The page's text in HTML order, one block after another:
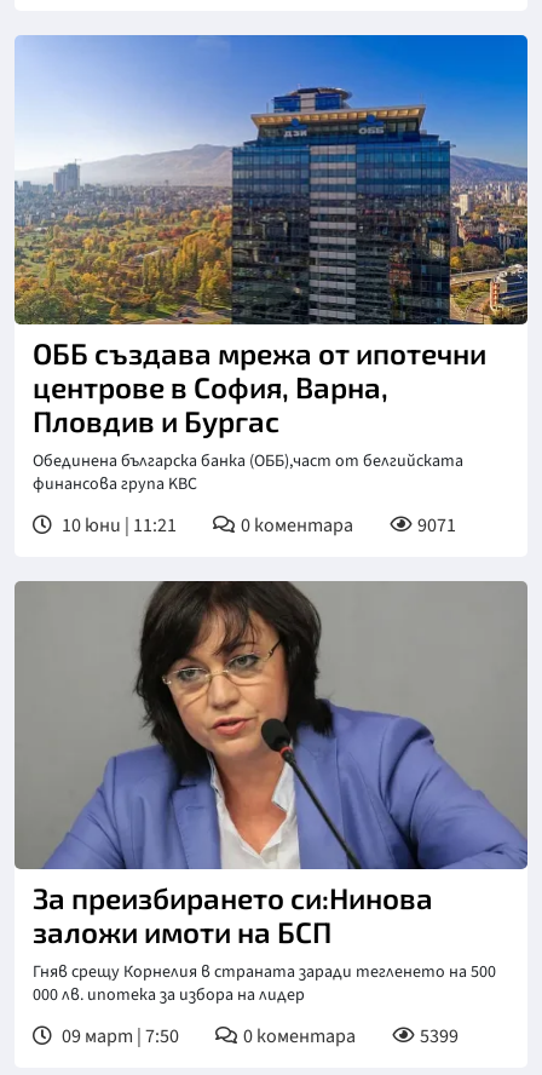
ОББ създава мрежа от ипотечни
центрове в София, Варна,
Пловдив и Бургас
Обединена българска банка (ОББ),част от белгийската
финансова група KBC
10 юни | 11:21 0коментара 9071
За преизбирането си:Нинова
заложи имоти на БСП
Гняв срещу Корнелия в страната заради тегленето на 500
000 лв. ипотека за избора на лидер
09 март | 7:50 0коментара 5399